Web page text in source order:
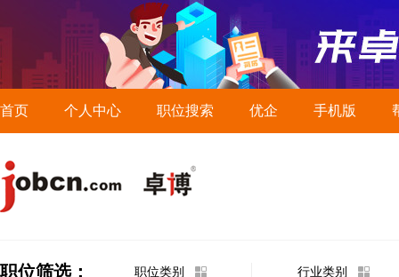
首页 个人中心 职位搜索 优企 手机版
职位筛选： 职位类别 行业类别